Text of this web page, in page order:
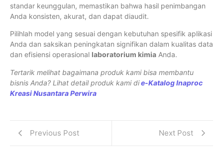
standar keunggulan, memastikan bahwa hasil penimbangan
Anda konsisten, akurat, dan dapat diaudit.
Pilihlah model yang sesuai dengan kebutuhan spesifik aplikasi
Anda dan saksikan peningkatan signifikan dalam kualitas data
dan efisiensi operasional laboratorium kimia Anda.
Tertarik melihat bagaimana produk kami bisa membantu
bisnis Anda? Lihat detail produk kami die-Katalog Inaproc
Kreasi Nusantara Perwira
Previous Post Next Post